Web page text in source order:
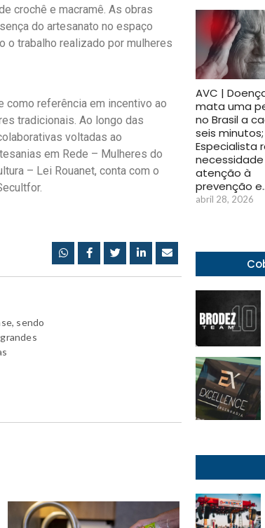
crochê e macramê. As obras
do artesanato no espaço
o trabalho realizado por mulheres
como referência em incentivo ao
tradicionais. Ao longo das
voltadas ao
em Rede – Mulheres do
– Lei Rouanet, conta com o
sendo
AVC |
mata uma
no Brasil a
seis minutos;
Especialista
atenção à
prevenção
abril 28, 2026